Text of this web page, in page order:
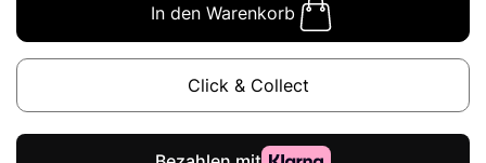
In den Warenkorb
Click & Collect